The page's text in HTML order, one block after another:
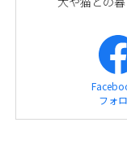
フォ